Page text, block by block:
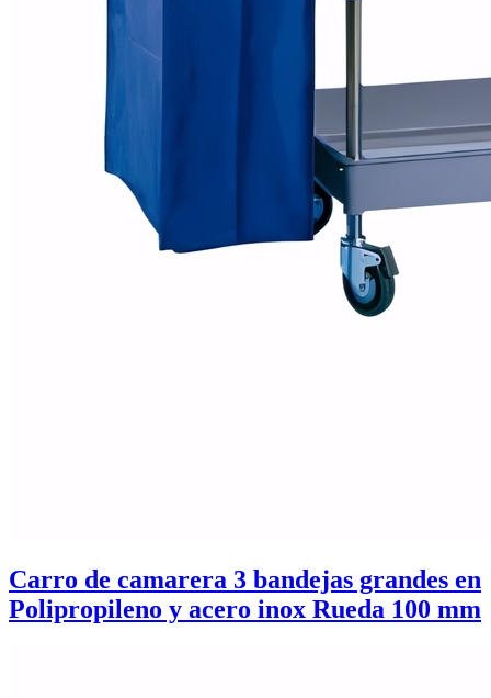
Carro de camarera 3 bandejas grandes en
Polipropileno y acero inox Rueda 100 mm